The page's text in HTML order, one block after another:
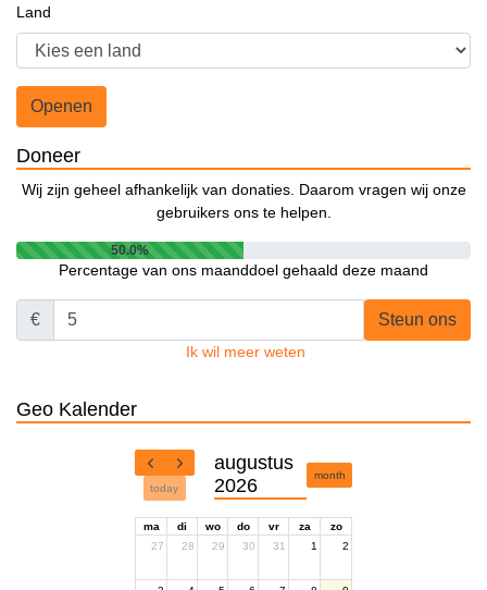
Land
Openen
Doneer
Wij zijn geheel afhankelijk van donaties. Daarom vragen wij onze
gebruikers ons te helpen.
50.0%
Percentage van ons maanddoel gehaald deze maand
€ Steun ons
Ik wil meer weten
Geo Kalender
today
augustus
2026
month
ma di wo do vr za
zo
27
28 29 30 31 1 2